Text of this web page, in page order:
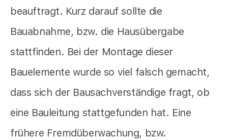
beauftragt. Kurz darauf sollte die
Bauabnahme, bzw. die Hausübergabe
stattfinden. Bei der Montage dieser
Bauelemente wurde so viel falsch gemacht,
dass sich der Bausachverständige fragt, ob
eine Bauleitung stattgefunden hat. Eine
frühere Fremdüberwachung, bzw.